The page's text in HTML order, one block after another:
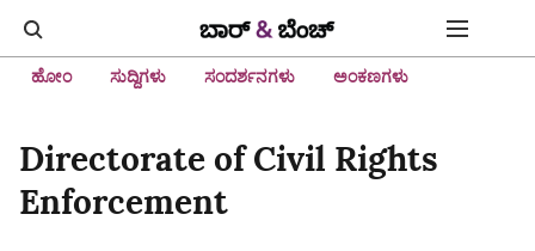
ಹೋಂ ಸುದ್ದಿಗಳು ಸಂದರ್ಶನಗಳು ಅಂಕಣಗಳು
Directorate of Civil Rights
Enforcement